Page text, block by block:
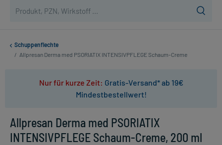
Schuppenflechte
/ Allpresan Derma med PSORIATIX INTENSIVPFLEGE Schaum-Creme
Nur für kurze Zeit: Gratis-Versand* ab 19€
Mindestbestellwert!
Allpresan Derma med PSORIATIX
INTENSIVPFLEGE Schaum-Creme, 200 ml